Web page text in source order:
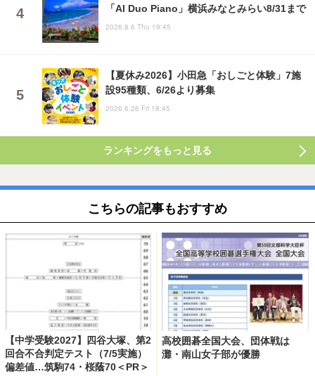
「AI Duo Piano」横浜みなとみらい8/31まで
2026.8.6 Thu 19:45
【夏休み2026】小田急「おしごと体験」7施
設95種類、6/26より募集
2026.6.26 Fri 18:45
ランキングをもっと見る
こちらの記事もおすすめ
【中学受験2027】四谷大塚、第2
回合不合判定テスト（7/5実施）
偏差値…筑駒74・桜蔭70＜PR＞
高校囲碁全国大会、団体戦は
灘・南山女子部が優勝